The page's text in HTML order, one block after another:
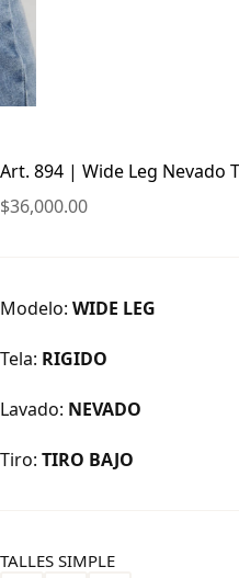
Art. 894 | Wide Leg Nevado
$36,000.00
Modelo: WIDE LEG
Tela: RIGIDO
Lavado: NEVADO
Tiro: TIRO BAJO
TALLES SIMPLE